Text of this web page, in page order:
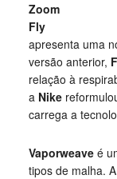
Zoom
Fly
apresenta uma
versão anterior,
relação à
a Nike
carrega a
Vaporweaveé
tipos de malha.